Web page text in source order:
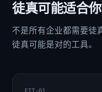
徒真可能适合你
不是所有企业都需要徒
徒真可能是对的工具。